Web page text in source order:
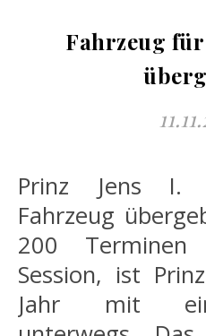
Fahrzeug
Prinz Jens I. bekommt sein
Fahrzeug
200
Session, ist
Jahr mit